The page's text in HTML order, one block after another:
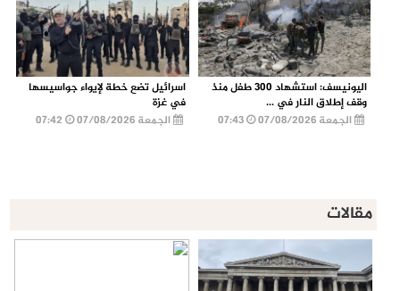
اليونيسف: استشهاد 300 طفل منذ
وقف إطلاق النار في ...
الجمعة 07/08/2026
اسرائيل تضع خطة لإيواء جواسيسها
في غزة
الجمعة 07/08/2026
مقالات